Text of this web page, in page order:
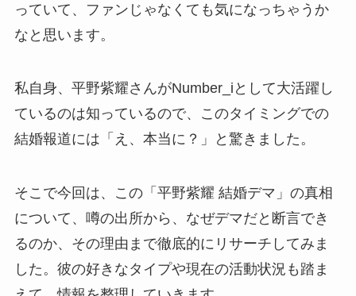
っていて、ファンじゃなくても気になっちゃうか
なと思います。
私自身、平野紫耀さんがNumber_iとして大活躍し
ているのは知っているので、このタイミングでの
結婚報道には「え、本当に？」と驚きました。
そこで今回は、この「平野紫耀 結婚デマ」の真相
について、噂の出所から、なぜデマだと断言でき
るのか、その理由まで徹底的にリサーチしてみま
した。彼の好きなタイプや現在の活動状況も踏ま